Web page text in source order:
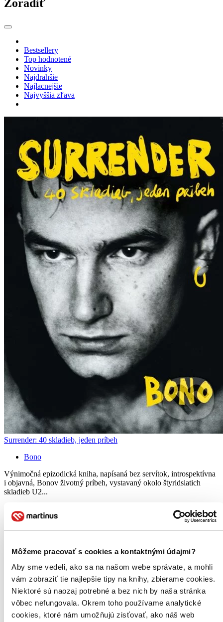
Môžeme pracovať s cookies a kontaktnými údajmi?
Aby sme vedeli, ako sa na našom webe správate, a mohli
vám zobraziť tie najlepšie tipy na knihy, zbierame cookies.
Niektoré sú naozaj potrebné a bez nich by naša stránka
vôbec nefungovala. Okrem toho používame analytické
cookies, ktoré nám umožňujú zisťovať, ako náš web
Zoradiť
Bestsellery
Top hodnotené
Novinky
Najdrahšie
Najlacnejšie
Najvyššia zľava
Surrender: 40 skladieb, jeden príbeh
Bono
Výnimočná epizodická kniha, napísaná bez servítok, introspektívna
i objavná, Bonov životný príbeh, vystavaný okolo štyridsiatich
skladieb U2...
36,40 €
posnažíme sa aj trochu rýchlejšie!
Pridať do zoznamu
Vložiť do košíka
E-kniha PDF EPUB MOBI
25,90 €
Ihneď na stiahnutie
Máte čítačku, tablet alebo mobil? Stiahnite si do nich e-knihu:
budete ju mať hneď a ešte aj ušetríte život stromom. Viac